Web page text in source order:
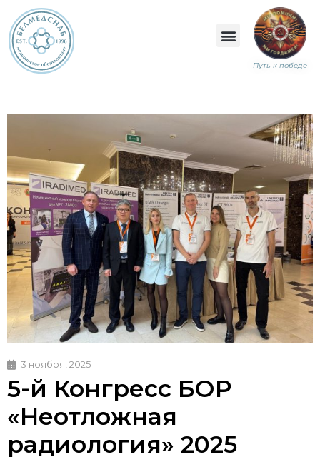
Путь к победе
3 ноября, 2025
5-й Конгресс БОР
«Неотложная
радиология» 2025